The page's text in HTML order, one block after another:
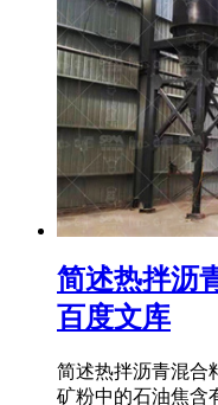
简述热拌沥
百度文库
简述热拌沥青混合
矿粉中的石油焦含